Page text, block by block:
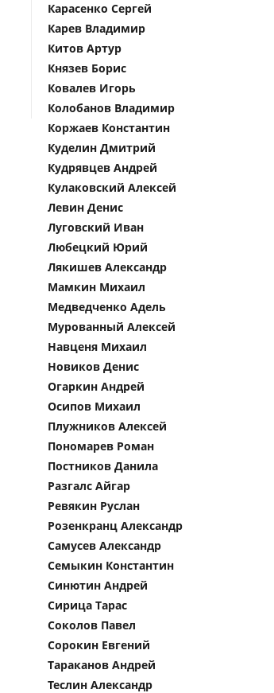
Карасенко Сергей
Карев Владимир
Китов Артур
Князев Борис
Ковалев Игорь
Колобанов Владимир
Коржаев Константин
Куделин Дмитрий
Кудрявцев Андрей
Кулаковский Алексей
Левин Денис
Луговский Иван
Любецкий Юрий
Лякишев Александр
Мамкин Михаил
Медведченко Адель
Мурованный Алексей
Навценя Михаил
Новиков Денис
Огаркин Андрей
Осипов Михаил
Плужников Алексей
Пономарев Роман
Постников Данила
Разгалс Айгар
Ревякин Руслан
Розенкранц Александр
Самусев Александр
Семыкин Константин
Синютин Андрей
Сирица Тарас
Соколов Павел
Сорокин Евгений
Тараканов Андрей
Теслин Александр